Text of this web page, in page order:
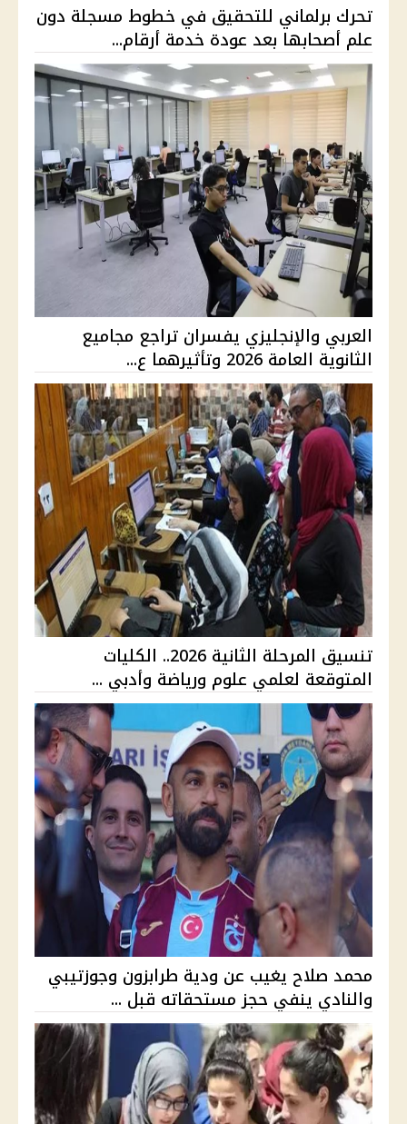
تحرك برلماني للتحقيق في خطوط مسجلة دون
علم أصحابها بعد عودة خدمة أرقام...
العربي والإنجليزي يفسران تراجع مجاميع
الثانوية العامة 2026 وتأثيرهما ع...
تنسيق المرحلة الثانية 2026.. الكليات
المتوقعة لعلمي علوم ورياضة وأدبي ...
محمد صلاح يغيب عن ودية طرابزون وجوزتيبي
والنادي ينفي حجز مستحقاته قبل ...